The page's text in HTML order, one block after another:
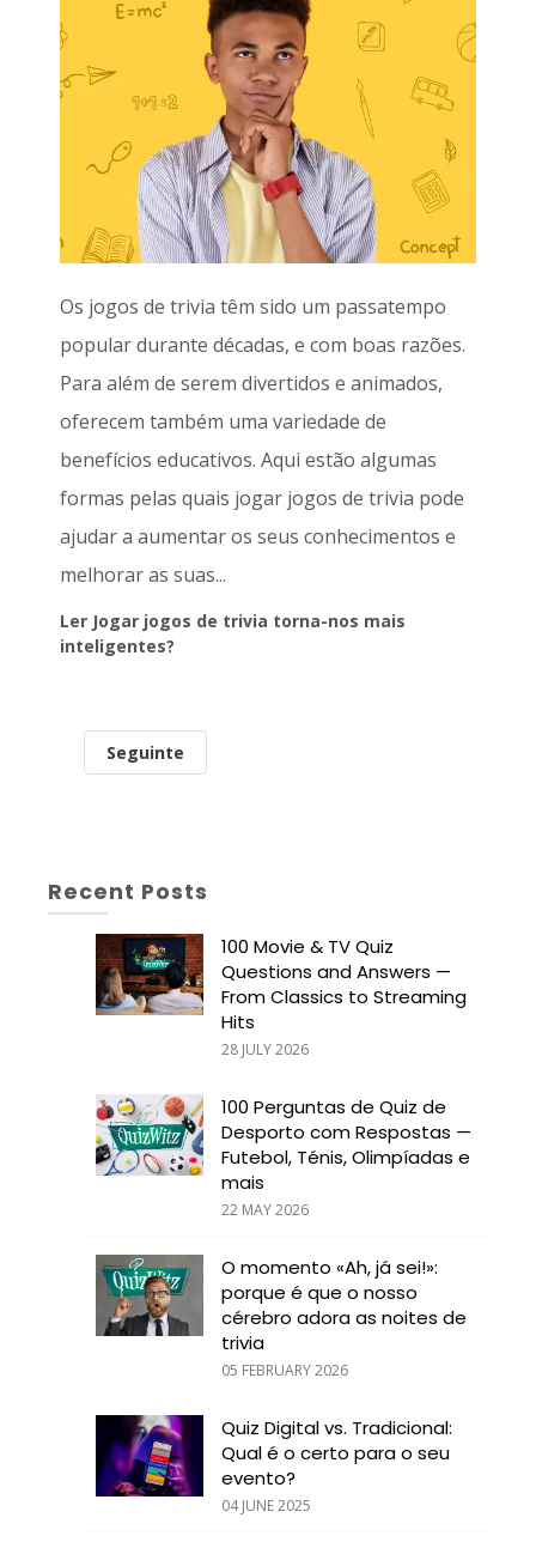
Os jogos de trivia têm sido um passatempo
popular durante décadas, e com boas razões.
Para além de serem divertidos e animados,
oferecem também uma variedade de
benefícios educativos. Aqui estão algumas
formas pelas quais jogar jogos de trivia pode
ajudar a aumentar os seus conhecimentos e
melhorar as suas...
Ler Jogar jogos de trivia torna-nos mais
inteligentes?
Seguinte
Recent Posts
100 Movie & TV Quiz
Questions and Answers —
From Classics to Streaming
Hits
28 JULY 2026
100 Perguntas de Quiz de
Desporto com Respostas —
Futebol, Ténis, Olimpíadas e
mais
22 MAY 2026
O momento «Ah, já sei!»:
porque é que o nosso
cérebro adora as noites de
trivia
05 FEBRUARY 2026
Quiz Digital vs. Tradicional:
Qual é o certo para o seu
evento?
04 JUNE 2025